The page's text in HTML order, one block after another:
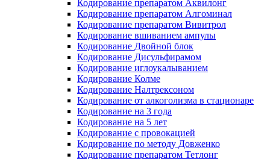
Кодирование препаратом Аквилонг
Кодирование препаратом Алгоминал
Кодирование препаратом Вивитрол
Кодирование вшиванием ампулы
Кодирование Двойной блок
Кодирование Дисульфирамом
Кодирование иглоукалыванием
Кодирование Колме
Кодирование Налтрексоном
Кодирование от алкоголизма в стационаре
Кодирование на 3 года
Кодирование на 5 лет
Кодирование с провокацией
Кодирование по методу Довженко
Кодирование препаратом Тетлонг